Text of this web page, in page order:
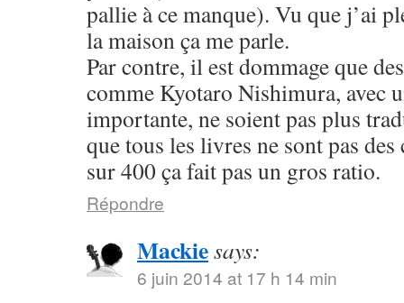
pallie à ce manque). Vu que j’ai
la maison ça me parle.
Par contre, il est dommage que
comme Kyotaro Nishimura, avec
importante, ne soient pas plus
que tous les livres ne sont pas
sur 400 ça fait pas un gros ratio.
Répondre
Mackiesays:
6 juin 2014 at 17 h 14 min